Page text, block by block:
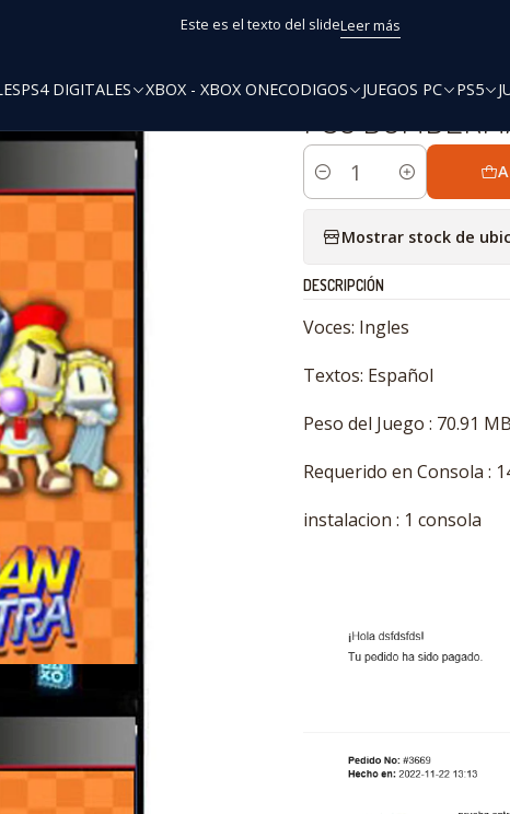
PS4 DIGITALES XBOX - XBOX ONECODIGOS JUEGOS PC PS5
Este es el texto del slideLeer más
PS3 Digitales PS3 BOMBERMAN ULTRA PCX3GaMers
|
PS3
Cantidad
Mostrar stock de
DESCRIPCIÓN
Voces: Ingles
Textos: Español
Peso del Juego : 70.91 MB
Requerido en Consola :
instalacion : 1 consola